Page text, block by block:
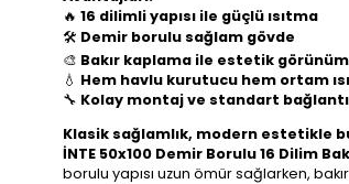
🔥 16 dilimli yapısı ile güçlü ısıtma
🛠️ Demir borulu sağlam gövde
🎨 Bakır kaplama ile estetik görünüm
💧 Hem havlu kurutucu hem ortam
🔧 Kolay montaj ve standart
Klasik sağlamlık, modern estetikle
İNTE 50x100 Demir Borulu 16 Dilim
borulu yapısı uzun ömür sağlarken,